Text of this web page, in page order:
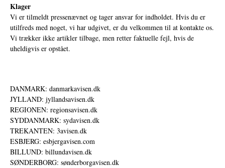
Klager
Vi er tilmeldt pressenævnet og tager ansvar for indholdet. Hvis du er
utilfreds med noget, vi har udgivet, er du velkommen til at kontakte os.
Vi trækker ikke artikler tilbage, men retter faktuelle fejl, hvis de
uheldigvis er opstået.
DANMARK: danmarkavisen.dk
JYLLAND: jyllandsavisen.dk
REGIONEN: regionsavisen.dk
SYDDANMARK: sydavisen.dk
TREKANTEN: 3avisen.dk
ESBJERG: esbjergavisen.com
BILLUND: billundavisen.dk
SØNDERBORG: sønderborgavisen.dk